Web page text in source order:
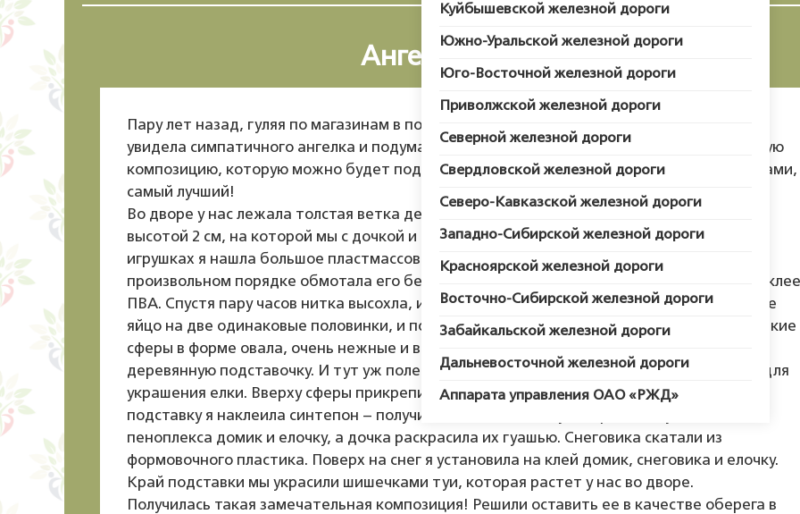
Куйбышевской железной дороги
Южно-Уральской железной дороги
Юго-Восточной железной дороги
Приволжской железной дороги
Северной железной дороги
Свердловской железной дороги
Северо-Кавказской железной дороги
Западно-Сибирской железной дороги
Красноярской железной дороги
Восточно-Сибирской железной дороги
Забайкальской железной дороги
Дальневосточной железной дороги
Аппарата управления ОАО «РЖД»
Ангел-хранитель
Пару лет назад, гуляя по магазинам в поисках оригинального подарка на Новый год, я
увидела симпатичного ангелка и подумала: «А почему бы не сделать с ним оригинальную
композицию, которую можно будет подарить?!» Ведь подарок, сделанный своими руками,
самый лучший!
Во дворе у нас лежала толстая ветка дерева, муж отпилил от нее круглую подставочку
высотой 2 см, на которой мы с дочкой и решили соорудить нашу композицию. В старых
игрушках я нашла большое пластмассовое яйцо. Его мы тоже задействовали – дочка в
произвольном порядке обмотала его белой ниткой для вязания крючком, смоченной в клее
ПВА. Спустя пару часов нитка высохла, и я аккуратно разрезала получившееся ниточное
яйцо на две одинаковые половинки, и подумала, что будет два подарка. Получились такие
сферы в форме овала, очень нежные и воздушные. Приклеила такую половинку на
деревянную подставочку. И тут уж полет фантазии!.. По контуру овала наклеили бусы для
украшения елки. Вверху сферы прикрепили ниточкой купленного ангелочка, а внизу на
подставку я наклеила синтепон – получился как бы снег. Муж вырезал из утеплителя -
пеноплекса домик и елочку, а дочка раскрасила их гуашью. Снеговика скатали из
формовочного пластика. Поверх на снег я установила на клей домик, снеговика и елочку.
Край подставки мы украсили шишечками туи, которая растет у нас во дворе.
Получилась такая замечательная композиция! Решили оставить ее в качестве оберега в